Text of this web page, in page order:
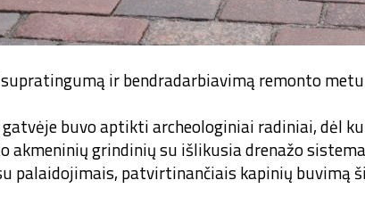
ir bendradarbiavimą remonto
buvo aptikti archeologiniai radiniai, dėl
akmeninių grindinių su išlikusia drenažo
palaidojimais, patvirtinančiais kapinių buvimą